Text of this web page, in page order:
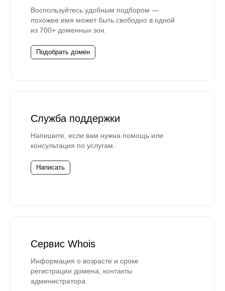
Воспользуйтесь удобным подбором —
похожее имя может быть свободно в одной
из 700+ доменных зон.
Подобрать домен
Служба поддержки
Напишите, если вам нужна помощь или
консультация по услугам.
Написать
Сервис Whois
Информация о возрасте и сроке
регистрации домена, контакты
администратора.